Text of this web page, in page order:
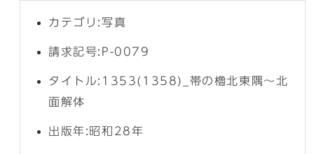
カテゴリ:写真
請求記号:P-0079
タイトル:1353(1358)_帯の櫓北東隅～北
面解体
出版年:昭和28年